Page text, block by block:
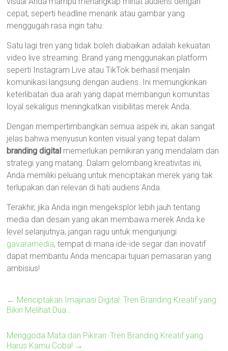
cepat, seperti headline menarik atau gambar yang
menggugah rasa ingin tahu.
Satu lagi tren yang tidak boleh diabaikan adalah kekuatan
video live streaming. Brand yang menggunakan platform
seperti Instagram Live atau TikTok berhasil menjalin
komunikasi langsung dengan audiens. Ini memungkinkan
keterlibatan dua arah yang dapat membangun komunitas
loyal sekaligus meningkatkan visibilitas merek Anda.
Dengan mempertimbangkan semua aspek ini, akan sangat
jelas bahwa menyusun konten visual yang tepat dalam
branding digital memerlukan pemikiran yang mendalam dan
strategi yang matang. Dalam gelombang kreativitas ini,
Anda memiliki peluang untuk menciptakan merek yang tak
terlupakan dan relevan di hati audiens Anda.
Terakhir, jika Anda ingin mengeksplor lebih jauh tentang
media dan desain yang akan membawa merek Anda ke
level selanjutnya, jangan ragu untuk mengunjungi
gavaramedia, tempat di mana ide-ide segar dan inovatif
dapat membantu Anda mencapai tujuan pemasaran yang
ambisius!
← Menciptakan Imajinasi Digital: Tren Branding Kreatif yang
Bikin Melihat Dua…
Menggoda Mata dan Pikiran: Tren Branding Kreatif yang
Harus Kamu Coba! →